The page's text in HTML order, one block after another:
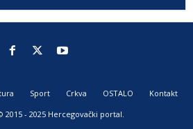
Sport Crkva OSTALO
Kontakt
- 2025 Hercegovački portal.